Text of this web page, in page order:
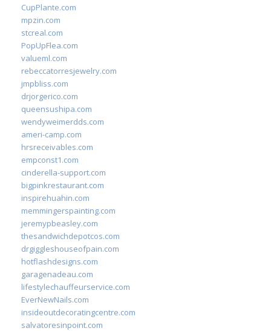
CupPlante.com
mpzin.com
stcreal.com
PopUpFlea.com
valueml.com
rebeccatorresjewelry.com
jmpbliss.com
drjorgerico.com
queensushipa.com
wendyweimerdds.com
ameri-camp.com
hrsreceivables.com
empconst1.com
cinderella-support.com
bigpinkrestaurant.com
inspirehuahin.com
memmingerspainting.com
jeremypbeasley.com
thesandwichdepotcos.com
drgiggleshouseofpain.com
hotflashdesigns.com
garagenadeau.com
lifestylechauffeurservice.com
EverNewNails.com
insideoutdecoratingcentre.com
salvatoresinpoint.com